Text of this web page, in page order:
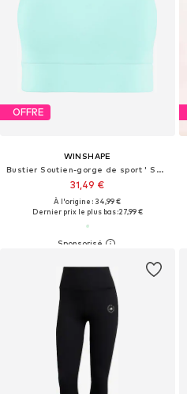
OFFRE
WINSHAPE
Bustier Soutien-gorge de sport ' SB103C '
31,49 €
À l'origine : 34,99 €
Dernier prix le plus bas :27,99 €